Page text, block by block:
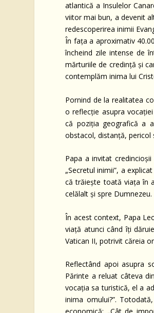
atlantică a Insulelor
viitor mai bun, a devenit
redescoperirea inimii
În fața a aproximativ
încheind zile intense de
mărturiile de credință și
contemplăm inima lui
Pornind de la realitatea
o reflecție asupra
că poziția geografică a
obstacol, distanță, pericol
Papa a invitat
„Secretul inimii”, a
că trăiește toată viața în
celălalt și spre Dumnezeu.
În acest context, Papa
viață atunci când îți
Vatican II, potrivit căreia
Reflectând apoi asupra
Părinte a reluat câteva
vocația sa turistică, el a
inima omului?”.